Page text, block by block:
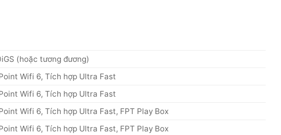
(hoặc tương đương)
Wifi 6, Tích hợp Ultra Fast
Wifi 6, Tích hợp Ultra Fast
Wifi 6, Tích hợp Ultra Fast, FPT Play Box
Wifi 6, Tích hợp Ultra Fast, FPT Play Box